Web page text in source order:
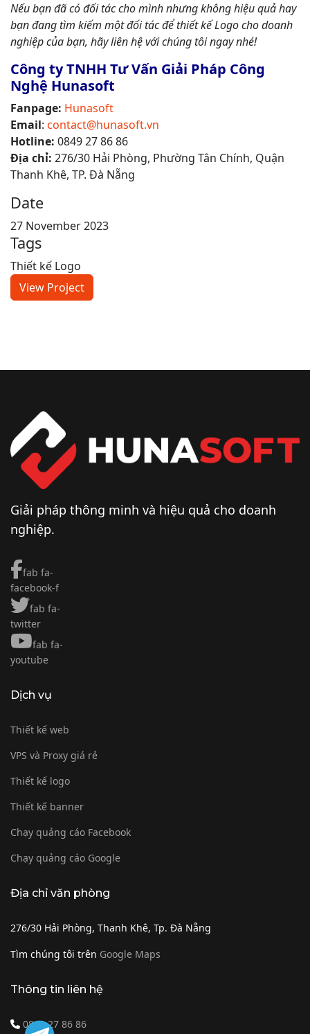
Nếu bạn đã có đối tác cho mình nhưng không hiệu quả hay
bạn đang tìm kiếm một đối tác để thiết kế Logo cho doanh
nghiệp của bạn, hãy liên hệ với chúng tôi ngay nhé!
Công ty TNHH Tư Vấn Giải Pháp Công
Nghệ Hunasoft
Fanpage: Hunasoft
Email: contact@hunasoft.vn
Hotline: 0849 27 86 86
Địa chỉ: 276/30 Hải Phòng, Phường Tân Chính, Quận
Thanh Khê, TP. Đà Nẵng
Date
27 November 2023
Tags
Thiết kế Logo
View Project
Giải pháp thông minh và hiệu quả cho doanh
nghiệp.
fab fa-
facebook-f
fab fa-
twitter
fab fa-
youtube
Dịch vụ
Thiết kế web
VPS và Proxy giá rẻ
Thiết kế logo
Thiết kế banner
Chạy quảng cáo Facebook
Chạy quảng cáo Google
Địa chỉ văn phòng
276/30 Hải Phòng, Thanh Khê, Tp. Đà Nẵng
Tìm chúng tôi trên Google Maps
Thông tin liên hệ
0849 27 86 86